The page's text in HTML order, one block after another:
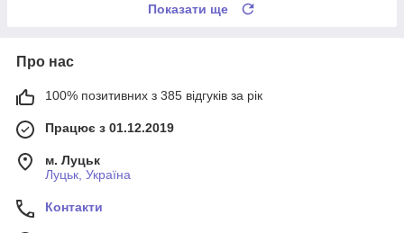
Показати ще
Про нас
100% позитивних з 385 відгуків за рік
Працює з 01.12.2019
м. Луцьк
Луцьк, Україна
Контакти